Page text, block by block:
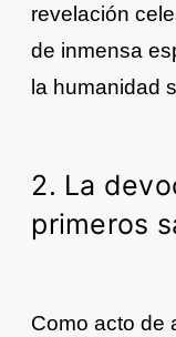
revelación
de inmensa
la humanidad
2. La
primeros
Como acto de